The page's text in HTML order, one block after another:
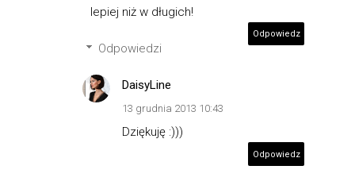
lepiej niż w długich!
Odpowiedz
Odpowiedzi
DaisyLine
13 grudnia 2013 10:43
Dziękuję :)))
Odpowiedz